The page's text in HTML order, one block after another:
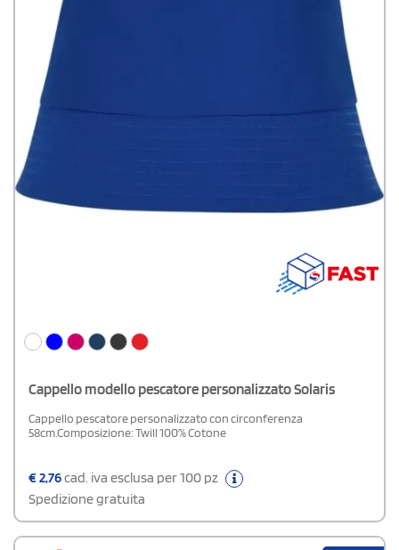
Cappello modello pescatore personalizzato Solaris
Cappello pescatore personalizzato con circonferenza
58cm.Composizione: Twill 100% Cotone
€2,76cad. iva esclusa per 100 pz
Spedizione gratuita